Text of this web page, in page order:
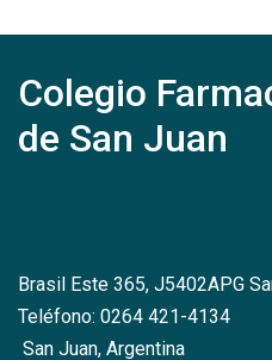
Colegio
de San Juan
Brasil Este 365, J5402APG
Teléfono: 0264 421-4134
San Juan, Argentina